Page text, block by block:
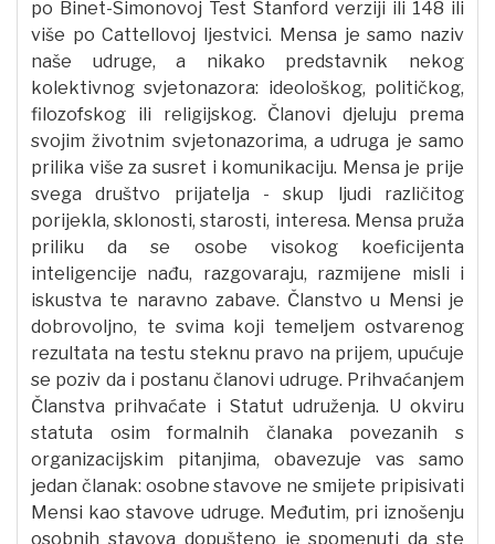
po Binet-Simonovoj Test Stanford verziji ili 148 ili
više po Cattellovoj ljestvici. Mensa je samo naziv
naše udruge, a nikako predstavnik nekog
kolektivnog svjetonazora: ideološkog, političkog,
filozofskog ili religijskog. Članovi djeluju prema
svojim životnim svjetonazorima, a udruga je samo
prilika više za susret i komunikaciju. Mensa je prije
svega društvo prijatelja - skup ljudi različitog
porijekla, sklonosti, starosti, interesa. Mensa pruža
priliku da se osobe visokog koeficijenta
inteligencije nađu, razgovaraju, razmijene misli i
iskustva te naravno zabave. Članstvo u Mensi je
dobrovoljno, te svima koji temeljem ostvarenog
rezultata na testu steknu pravo na prijem, upućuje
se poziv da i postanu članovi udruge. Prihvaćanjem
Članstva prihvaćate i Statut udruženja. U okviru
statuta osim formalnih članaka povezanih s
organizacijskim pitanjima, obavezuje vas samo
jedan članak: osobne stavove ne smijete pripisivati
Mensi kao stavove udruge. Međutim, pri iznošenju
osobnih stavova dopušteno je spomenuti da ste